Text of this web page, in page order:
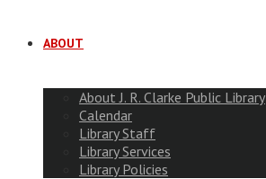
ABOUT
About J. R. Clarke Public Library
Calendar
Library Staff
Library Services
Library Policies